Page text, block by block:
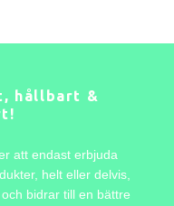
hållbart &
att endast erbjuda
helt eller delvis,
bidrar till en bättre